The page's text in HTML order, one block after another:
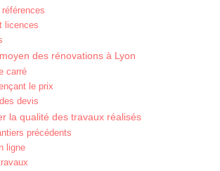
licences
des rénovations à Lyon
carré
le prix
devis
la qualité des travaux réalisés
précédents
ligne